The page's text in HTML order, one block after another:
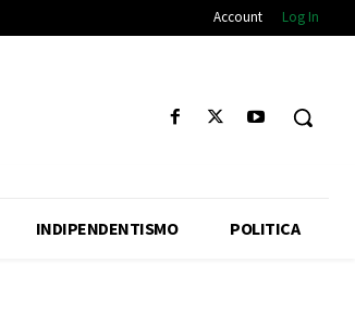
Account Log In
INDIPENDENTISMO POLITICA